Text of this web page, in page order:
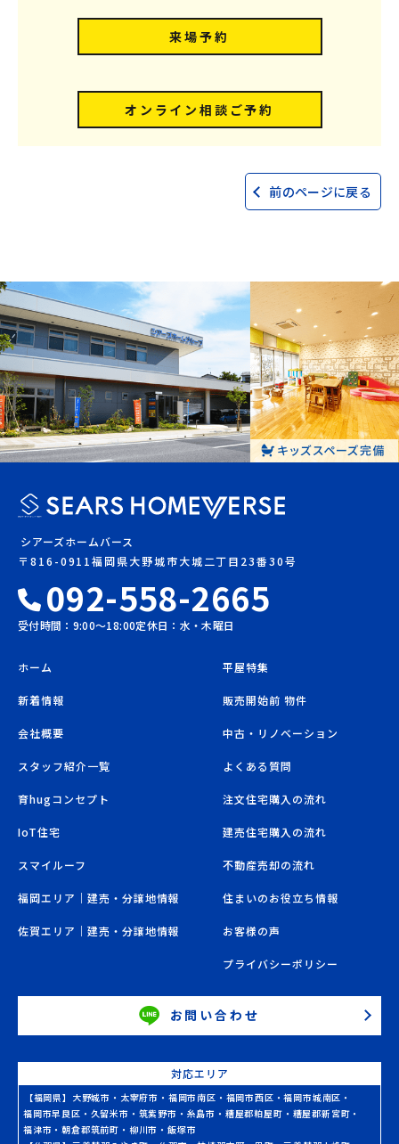
来場予約
オンライン相談ご予約
前のページに戻る
シアーズホームバース
〒816-0911福岡県大野城市大城二丁目23番30号
092-558-2665
受付時間：9:00〜18:00定休日：水・木曜日
ホーム
新着情報
会社概要
スタッフ紹介一覧
育hugコンセプト
IoT住宅
スマイルーフ
福岡エリア｜建売・分譲地情報
佐賀エリア｜建売・分譲地情報
平屋特集
販売開始前 物件
中古・リノベーション
よくある質問
注文住宅購入の流れ
建売住宅購入の流れ
不動産売却の流れ
住まいのお役立ち情報
お客様の声
プライバシーポリシー
お問い合わせ
対応エリア
【福岡県】 大野城市 ・ 太宰府市 ・ 福岡市南区 ・ 福岡市西区 ・福岡市城南区 ・
福岡市早良区 ・ 久留米市 ・ 筑紫野市 ・ 糸島市 ・ 糟屋郡粕屋町 ・ 糟屋郡新宮町 ・
福津市 ・朝倉郡筑前町 ・ 柳川市 ・飯塚市